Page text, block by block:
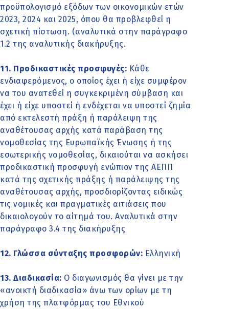
προϋπολογισμό εξόδων των οικονομικών ετών
2023, 2024 και 2025, όπου θα προβλεφθεί η
σχετική πίστωση. (αναλυτικά στην παράγραφο
1.2 της αναλυτικής διακήρυξης.
11. Προδικαστικές προσφυγές: Κάθε
ενδιαφερόμενος, ο οποίος έχει ή είχε συμφέρον
να του ανατεθεί η συγκεκριμένη σύμβαση και
έχει ή είχε υποστεί ή ενδέχεται να υποστεί ζημία
από εκτελεστή πράξη ή παράλειψη της
αναθέτουσας αρχής κατά παράβαση της
νομοθεσίας της Ευρωπαϊκής Ένωσης ή της
εσωτερικής νομοθεσίας, δικαιούται να ασκήσει
προδικαστική προσφυγή ενώπιον της ΑΕΠΠ
κατά της σχετικής πράξης ή παράλειψης της
αναθέτουσας αρχής, προσδιορίζοντας ειδικώς
τις νομικές και πραγματικές αιτιάσεις που
δικαιολογούν το αίτημά του. Αναλυτικά στην
παράγραφο 3.4 της διακήρυξης
12. Γλώσσα σύνταξης προσφορών: Ελληνική
13. Διαδικασία: Ο διαγωνισμός θα γίνει με την
«ανοικτή διαδικασία» άνω των ορίων με τη
χρήση της πλατφόρμας του Εθνικού